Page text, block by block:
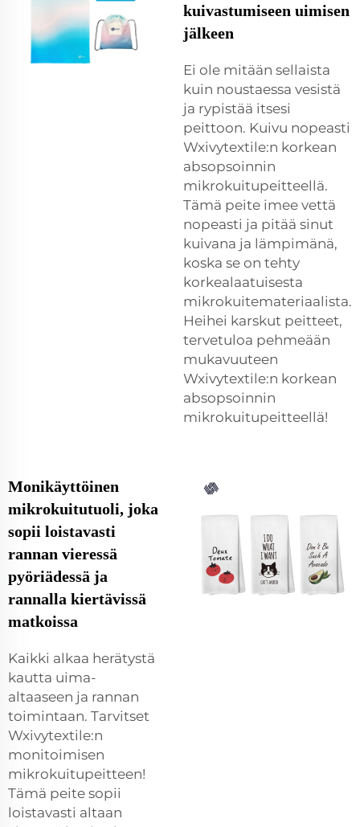
kuivastumiseen uimisen
jälkeen
Ei ole mitään sellaista
kuin noustaessa vesistä
ja rypistää itsesi
peittoon. Kuivu nopeasti
Wxivytextile:n korkean
absopsoinnin
mikrokuitupeitteellä.
Tämä peite imee vettä
nopeasti ja pitää sinut
kuivana ja lämpimänä,
koska se on tehty
korkealaatuisesta
mikrokuitemateriaalista.
Heihei karskut peitteet,
tervetuloa pehmeään
mukavuuteen
Wxivytextile:n korkean
absopsoinnin
mikrokuitupeitteellä!
Monikäyttöinen
mikrokuitutuoli, joka
sopii loistavasti
rannan vieressä
pyöriädessä ja
rannalla kiertävissä
matkoissa
Kaikki alkaa herätystä
kautta uima-
altaaseen ja rannan
toimintaan. Tarvitset
Wxivytextile:n
monitoimisen
mikrokuitupeitteen!
Tämä peite sopii
loistavasti altaan